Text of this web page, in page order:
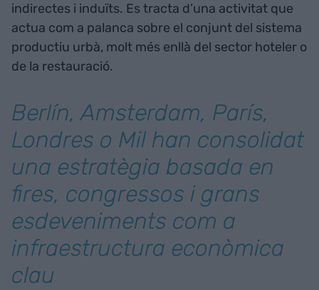
indirectes i induïts. Es tracta d’una activitat que
actua com a palanca sobre el conjunt del sistema
productiu urbà, molt més enllà del sector hoteler o
de la restauració.
Berlín, Amsterdam, París,
Londres o Mil han consolidat
una estratègia basada en
fires, congressos i grans
esdeveniments com a
infraestructura econòmica
clau